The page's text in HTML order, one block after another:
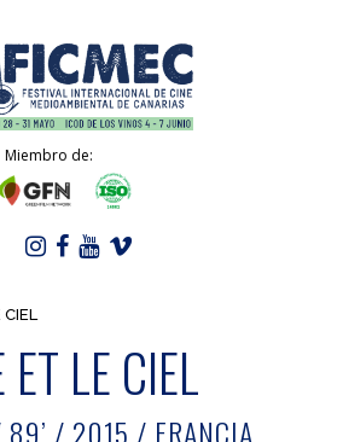
Miembro de:
CIEL
LE CIEL
89’ / 2015 / FRANCIA